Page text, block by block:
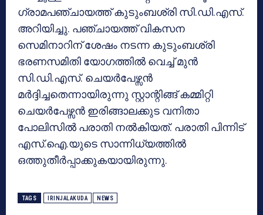
ഗ്രാമപഞ്ചായത്ത് കുടുംബശ്രി സി.ഡി.എസ്.
അറിയിച്ചു. പഞ്ചായത്ത് വികസന
സെമിനാറിന് ശേഷം നടന്ന കുടുംബശ്രി
ഭരണസമിതി യോഗത്തില്‍ വെച്ച് മുന്‍
സി.ഡി.എസ്. ചെയര്‍പേഴ്സന്‍
മര്‍ദ്ദിച്ചതെന്നായിരുന്നു സ്റ്റാന്റിങ്ങ് കമ്മിറ്റി
ചെയര്‍പേഴ്സന്‍ ഇരിങ്ങാലക്കുട വനിതാ
പോലിസില്‍ പരാതി നല്‍കിയത്. പരാതി പിന്നിട്
എസ്.ഐ.യുടെ സാന്നിധ്യത്തില്‍
ഒത്തുതീര്‍പ്പാക്കുകയായിരുന്നു.
TAGS IRINJALAKUDA NEWS